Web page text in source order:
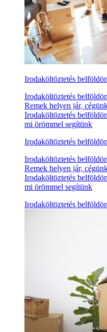
Irodaköltöztetés
Irodaköltöztetés
Remek helyen jár,
Irodaköltöztetés
mi örömmel segítünk
Irodaköltöztetés
Irodaköltöztetés
Remek helyen jár,
Irodaköltöztetés
mi örömmel segítünk
Irodaköltöztetés